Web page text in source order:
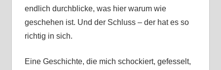
endlich durchblicke, was hier warum wie
geschehen ist. Und der Schluss – der hat es so
richtig in sich.
Eine Geschichte, die mich schockiert, gefesselt,